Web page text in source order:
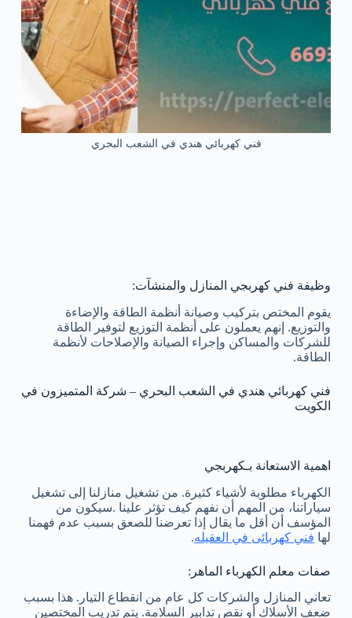
فني كهربائي هندي في الشعب البحري
وظيفة فني كهربجي المنازل والمنشآت:
يقوم المختص بتركيب وصيانة أنظمة الطاقة والإضاءة
والتوزيع. إنهم يعملون على أنظمة التوزيع لتوفير الطاقة
للشركات والمساكن وإجراء الصيانة والإصلاحات لأنظمة
الطاقة.
فني كهربائي هندي في الشعب البحري – شركة المتميزون في
الكويت
اهمية الاستعانة بـكهربجي
الكهرباء مطلوبة لأشياء كثيرة. من تشغيل منازلنا إلى تشغيل
سياراتنا، من المهم أن نفهم كيف تؤثر علينا .سيكون من
المؤسف أن أقل ما يقال إذا تعرضنا للصعق بسبب عدم فهمنا
لها فني كهربائى في العقيله.
صفات معلم الكهرباء الماهر:
تعاني المنازل والشركات كل عام من انقطاع التيار. هذا بسبب
ضعف الأسلاك أو نقص تدابير السلامة. يتم تدريب المختصين